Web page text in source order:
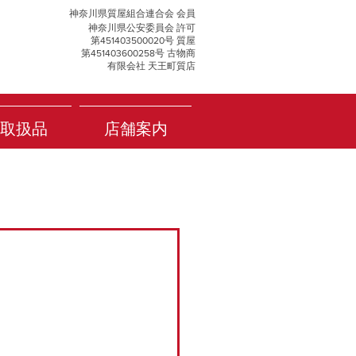
神奈川県質屋組合連合会 会員
神奈川県公安委員会 許可
第451403500020号 質屋
第451403600258号 古物商
有限会社 天王町質店
扱品 店舗案内